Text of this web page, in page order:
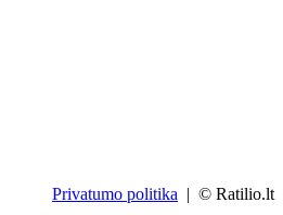
Privatumo politika | © Ratilio.lt